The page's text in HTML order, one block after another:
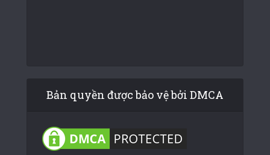
Bản quyền được bảo vệ bởi DMCA